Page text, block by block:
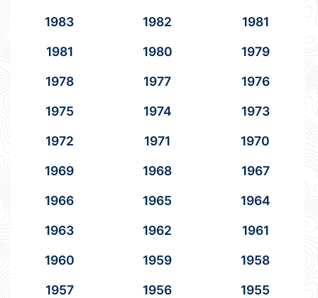
1983
1982
1981
1981
1980
1979
1978
1977
1976
1975
1974
1973
1972
1971
1970
1969
1968
1967
1966
1965
1964
1963
1962
1961
1960
1959
1958
1957
1956
1955